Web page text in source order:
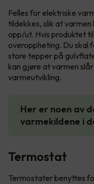
Felles for elektriske
tildekkes, slik at
opp/ut. Hvis produktet
overoppheting. Du skal
store tepper på
kan gjøre at varmen
varmeutvikling.
Her er noen av
varmekildene i
Termostat
Termostater benyttes